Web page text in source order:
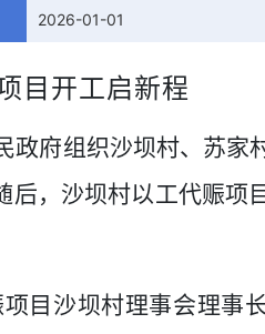
2026-01-01
目开工启新程
政府组织沙坝村、苏家
，沙坝村以工代赈项
目沙坝村理事会理事